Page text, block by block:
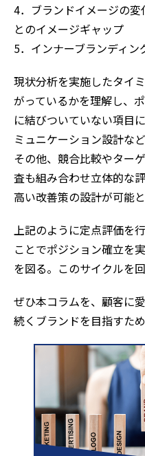
4．ブランドイメージの
とのイメージギャップ
5．インナーブランディ
現状分析を実施したタイ
がっているかを理解し、
に結びついていない項目
ミュニケーション設計な
その他、競合比較やター
査も組み合わせ立体的な
高い改善策の設計が可能と
上記のように定点評価を
ことでポジション確立を
を図る。このサイクルを
ぜひ本コラムを、顧客に
続くブランドを目指すた